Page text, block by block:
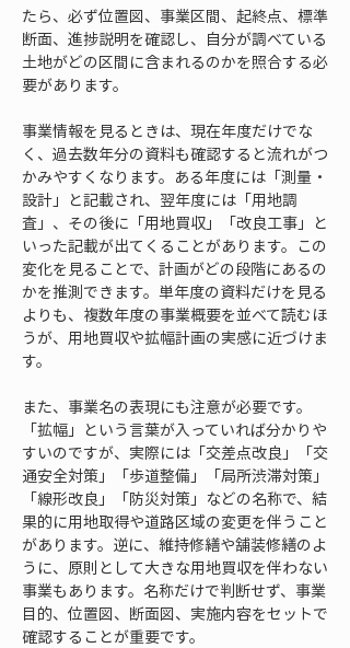
たら、必ず位置図、事業区間、起終点、標準
断面、進捗説明を確認し、自分が調べている
土地がどの区間に含まれるのかを照合する必
要があります。
事業情報を見るときは、現在年度だけでな
く、過去数年分の資料も確認すると流れがつ
かみやすくなります。ある年度には「測量・
設計」と記載され、翌年度には「用地調
査」、その後に「用地買収」「改良工事」と
いった記載が出てくることがあります。この
変化を見ることで、計画がどの段階にあるの
かを推測できます。単年度の資料だけを見る
よりも、複数年度の事業概要を並べて読むほ
うが、用地買収や拡幅計画の実感に近づけま
す。
また、事業名の表現にも注意が必要です。
「拡幅」という言葉が入っていれば分かりや
すいのですが、実際には「交差点改良」「交
通安全対策」「歩道整備」「局所渋滞対策」
「線形改良」「防災対策」などの名称で、結
果的に用地取得や道路区域の変更を伴うこと
があります。逆に、維持修繕や舗装修繕のよ
うに、原則として大きな用地買収を伴わない
事業もあります。名称だけで判断せず、事業
目的、位置図、断面図、実施内容をセットで
確認することが重要です。